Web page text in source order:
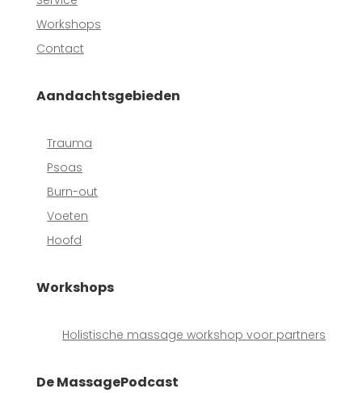
Workshops
Contact
Aandachtsgebieden
Trauma
Psoas
Burn-out
Voeten
Hoofd
Workshops
Holistische massage workshop voor partners
De MassagePodcast